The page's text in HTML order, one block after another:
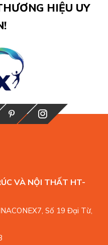
HIỆU UY
VÀ NỘI THẤT HT-
Số 19 Đại Từ,